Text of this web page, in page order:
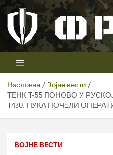
Скип
цонтент
Телевизија
Први војни канал у Србији
Насловна
Војне вести
ТЕНК Т-55 ПОНОВО У
1430. ПУКА ПОЧЕЛИ
ВОЈНЕ ВЕСТИ